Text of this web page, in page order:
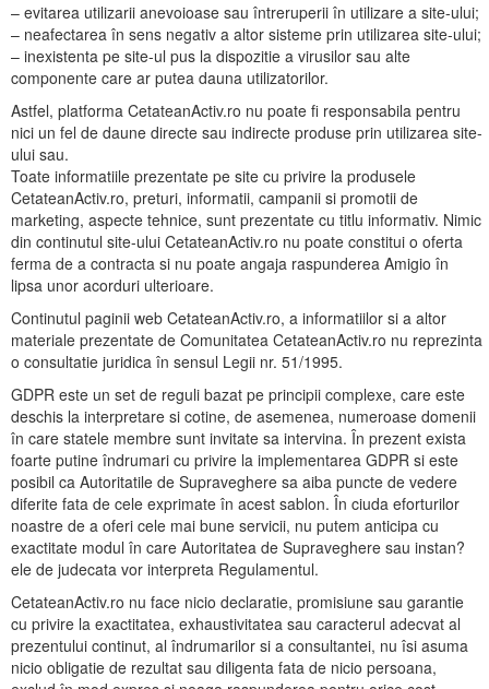
– evitarea utilizarii anevoioase sau întreruperii în utilizare a site-ului;
– neafectarea în sens negativ a altor sisteme prin utilizarea site-ului;
– inexistenta pe site-ul pus la dispozitie a virusilor sau alte
componente care ar putea dauna utilizatorilor.
Astfel, platforma CetateanActiv.ro nu poate fi responsabila pentru
nici un fel de daune directe sau indirecte produse prin utilizarea site-
ului sau.
Toate informatiile prezentate pe site cu privire la produsele
CetateanActiv.ro, preturi, informatii, campanii si promotii de
marketing, aspecte tehnice, sunt prezentate cu titlu informativ. Nimic
din continutul site-ului CetateanActiv.ro nu poate constitui o oferta
ferma de a contracta si nu poate angaja raspunderea Amigio în
lipsa unor acorduri ulterioare.
Continutul paginii web CetateanActiv.ro, a informatiilor si a altor
materiale prezentate de Comunitatea CetateanActiv.ro nu reprezinta
o consultatie juridica în sensul Legii nr. 51/1995.
GDPR este un set de reguli bazat pe principii complexe, care este
deschis la interpretare si cotine, de asemenea, numeroase domenii
în care statele membre sunt invitate sa intervina. În prezent exista
foarte putine îndrumari cu privire la implementarea GDPR si este
posibil ca Autoritatile de Supraveghere sa aiba puncte de vedere
diferite fata de cele exprimate în acest sablon. În ciuda eforturilor
noastre de a oferi cele mai bune servicii, nu putem anticipa cu
exactitate modul în care Autoritatea de Supraveghere sau instan?
ele de judecata vor interpreta Regulamentul.
CetateanActiv.ro nu face nicio declaratie, promisiune sau garantie
cu privire la exactitatea, exhaustivitatea sau caracterul adecvat al
prezentului continut, al îndrumarilor si a consultantei, nu îsi asuma
nicio obligatie de rezultat sau diligenta fata de nicio persoana,